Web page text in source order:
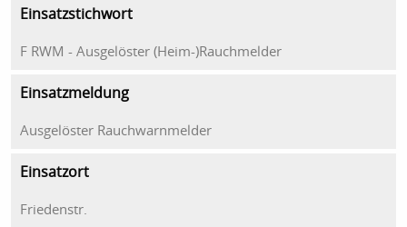
Einsatzstichwort
F RWM - Ausgelöster (Heim-)Rauchmelder
Einsatzmeldung
Ausgelöster Rauchwarnmelder
Einsatzort
Friedenstr.